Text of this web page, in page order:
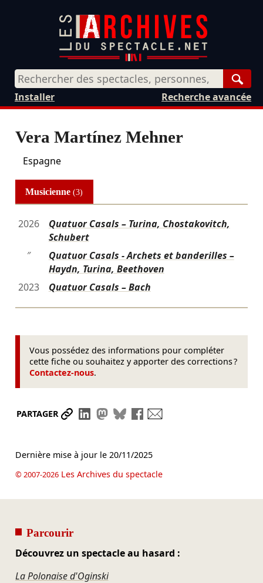
Recherche avancée
Installer
Vera Martínez Mehner
Espagne
Musicienne(3)
2026
Quatuor Casals – Turina, Chostakovitch,
Schubert
″
Quatuor Casals - Archets et banderilles –
Haydn, Turina, Beethoven
2023
Quatuor Casals – Bach
Vous possédez des informations pour compléter
cette fiche ou souhaitez y apporter des corrections ?
Contactez-nous.
PARTAGER Partager le lien
Partager sur LinkedIn
Partager sur Mastodon
Partager sur Bluesky
Partager sur Facebook
Dernière mise à jour le 20/11/2025
© 2007-2026Les Archives du spectacle
Parcourir
Découvrez un spectacle au hasard :
La Polonaise d'Oginski